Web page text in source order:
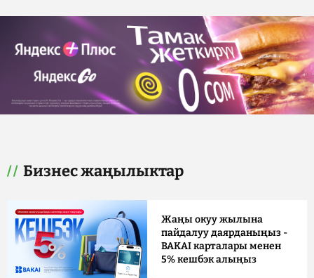
Бизнес жаңылыктар
Жаңы окуу жылына
пайдалуу даярданыңыз -
BAKAI карталары менен
5% кешбэк алыңыз